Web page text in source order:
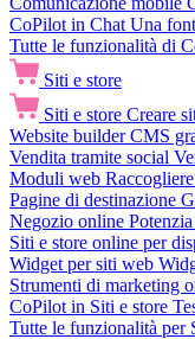
CoPilot in Chat Una
Tutte le funzionalità di
Siti e store
Siti e store Creare
Website builder CMS
Vendita tramite social
Moduli web
Pagine di destinazione
Negozio online
Siti e store online per
Widget per siti web
Strumenti di marketing
CoPilot in Siti e store
Tutte le funzionalità per